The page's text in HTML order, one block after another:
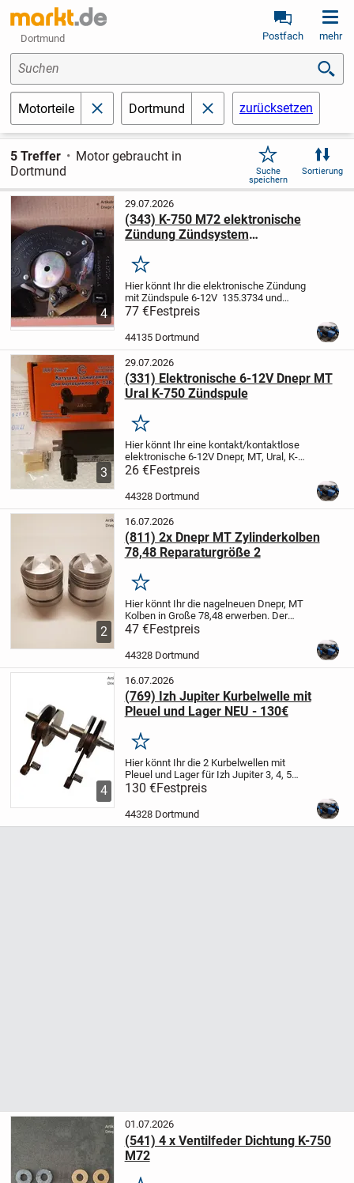
Dortmund Postfach mehr
Suchen
Motorteile schließenDortmund schließenzurücksetzen
5 Treffer
Motor gebraucht in
Dortmund
Suche
speichern
Sortierung
4
29.07.2026
(343) K-750 M72 elektronische
Zündung Zündsystem
SOVEK
Merken
Hier könnt Ihr die elektronische Zündung
mit Zündspule 6-12V 135.3734 und
1135.3734 für K-750, M61-66, M72, Jawa
350, MT9, MT12 erwerben.
in Ukraine.Der Schaltplan wird in
77 €Festpreis
44135 Dortmund
3
29.07.2026
(331) Elektronische 6-12V Dnepr MT
Ural K-750 Zündspule
Merken
Hier könnt Ihr eine kontakt/kontaktlose
elektronische 6-12V Dnepr, MT, Ural, K-
750 Zündspule SOVEK erwerben.
204.3705М – für Kontakt-Zündung (6V)
135.3705М –für kontaktlöse Zündung
26 €Festpreis
44328 Dortmund
2
16.07.2026
(811) 2x Dnepr MT Zylinderkolben
78,48 Reparaturgröße 2
Merken
Hier könnt Ihr die nagelneuen Dnepr, MT
Kolben in Große 78,48 erwerben. Der
Preis ist für 2 Kolben!
erfolgt wie in der obigen Auktion
beschrieben und wie auf den Fotos
47 €Festpreis
44328 Dortmund
4
16.07.2026
(769) Izh Jupiter Kurbelwelle mit
Pleuel und Lager NEU - 130€
Merken
Hier könnt Ihr die 2 Kurbelwellen mit
Pleuel und Lager für Izh Jupiter 3, 4, 5
Motoren erwerben.
Deutschlands kostet 6,99€ per Hermes.
Ich habe weitere neue Ersatzteile für...
130 €Festpreis
44328 Dortmund
01.07.2026
(541) 4 x Ventilfeder Dichtung K-750
M72